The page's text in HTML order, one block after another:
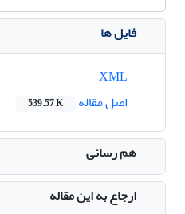
فایل ها
اصل مقاله
539.57 K
هم رسانی
ارجاع به این مقاله